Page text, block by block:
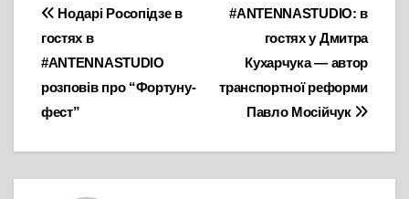
Навігація
записів
#ANTENNASTUDIO: в
гостях у Дмитра
Кухарчука — автор
транспортної реформи
Павло Мосійчук
Нодарі Росопідзе в
гостях в
#ANTENNASTUDIO
розповів про “Фортуну-
фест”